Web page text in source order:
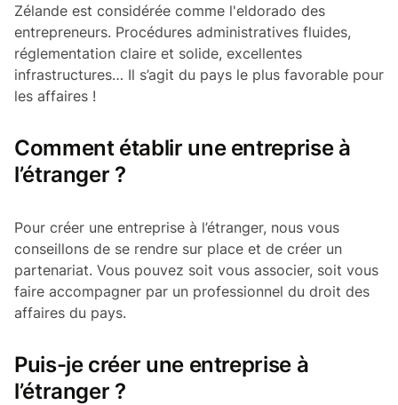
Zélande est considérée comme l'eldorado des
entrepreneurs. Procédures administratives fluides,
réglementation claire et solide, excellentes
infrastructures… Il s’agit du pays le plus favorable pour
les affaires !
Comment établir une entreprise à
l’étranger ?
Pour créer une entreprise à l’étranger, nous vous
conseillons de se rendre sur place et de créer un
partenariat. Vous pouvez soit vous associer, soit vous
faire accompagner par un professionnel du droit des
affaires du pays.
Puis-je créer une entreprise à
l’étranger ?